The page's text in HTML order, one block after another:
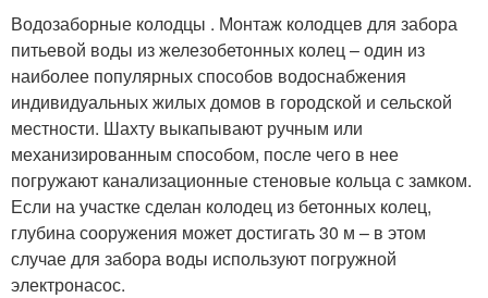
Водозаборные колодцы . Монтаж колодцев для забора
питьевой воды из железобетонных колец – один из
наиболее популярных способов водоснабжения
индивидуальных жилых домов в городской и сельской
местности. Шахту выкапывают ручным или
механизированным способом, после чего в нее
погружают канализационные стеновые кольца с замком.
Если на участке сделан колодец из бетонных колец,
глубина сооружения может достигать 30 м – в этом
случае для забора воды используют погружной
электронасос.